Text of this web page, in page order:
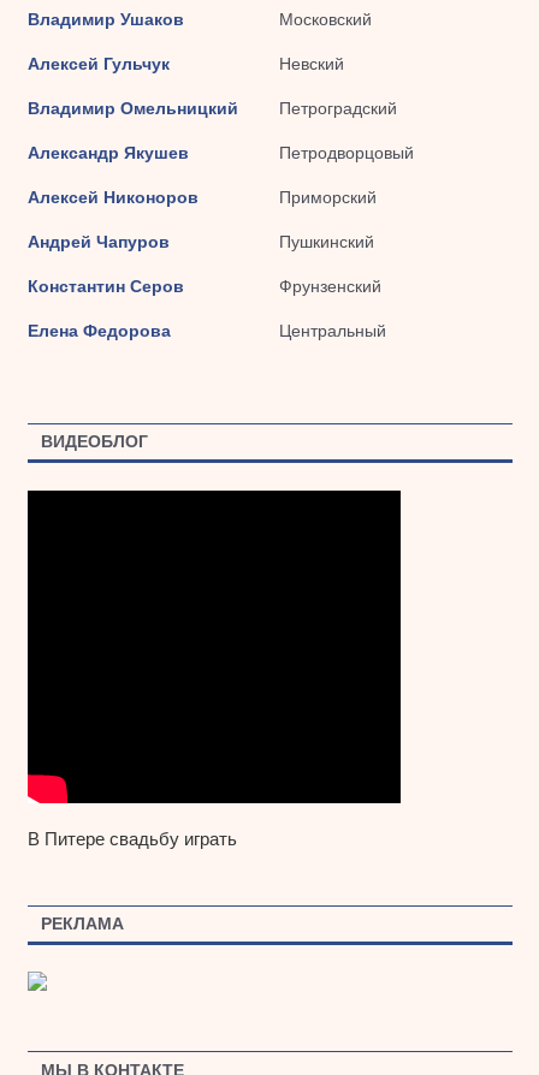
Владимир Ушаков Московский
Алексей Гульчук Невский
Владимир Омельницкий Петроградский
Александр Якушев Петродворцовый
Алексей Никоноров Приморский
Андрей Чапуров Пушкинский
Константин Серов Фрунзенский
Елена Федорова Центральный
ВИДЕОБЛОГ
В Питере свадьбу играть
РЕКЛАМА
МЫ В КОНТАКТЕ